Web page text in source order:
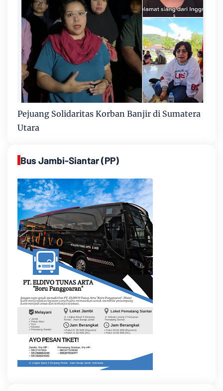
Pejuang Solidaritas Korban Banjir di Sumatera
Utara
Bus Jambi-Siantar (PP)